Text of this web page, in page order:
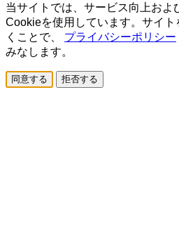
当サイトでは、サービス向上およ
Cookieを使用しています。サイ
くことで、 プライバシーポリシー
みなします。
同意する 拒否する